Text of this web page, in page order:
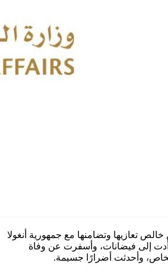
تعازيها وتضامنها مع جمهورية أنغولا
أدت إلى فيضانات، وأسفرت عن وفاة
وأحدثت أضرارًا جسيمة.